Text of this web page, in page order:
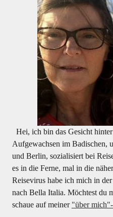
Hei, ich bin das Gesicht
Aufgewachsen im Badischen,
und Berlin, sozialisiert bei
es in die Ferne, mal in die
Reisevirus habe ich mich in
nach Bella Italia. Möchtest du
schaue auf meiner "über